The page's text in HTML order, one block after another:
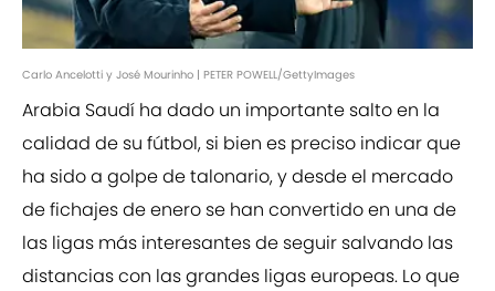
Carlo Ancelotti y José Mourinho | PETER POWELL/GettyImages
Arabia Saudí ha dado un importante salto en la
calidad de su fútbol, si bien es preciso indicar que
ha sido a golpe de talonario, y desde el mercado
de fichajes de enero se han convertido en una de
las ligas más interesantes de seguir salvando las
distancias con las grandes ligas europeas. Lo que